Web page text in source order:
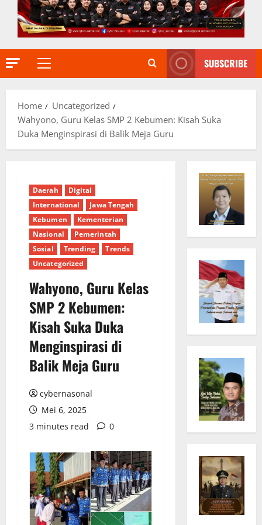
Primary
SUBSCRIBE
Home
Uncategorized
Wahyono, Guru Kelas SMP 2 Kebumen: Kisah Suka
Duka Menginspirasi di Balik Meja Guru
Daerah
Digital
International
Jawa Tengah
Kebumen
Kementerian
Nasional
Pemerintah
Sosial
Trending
Trends
Uncategorized
Wahyono, Guru Kelas
SMP 2 Kebumen:
Kisah Suka Duka
Menginspirasi di
Balik Meja Guru
cybernasonal
Mei 6, 2025
3 minutes read
0